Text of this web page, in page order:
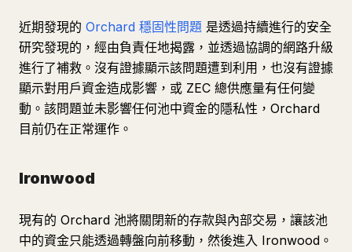
近期發現的 Orchard 穩固性問題 是透過持續進行的安全
研究發現的，經由負責任地揭露，並透過協調的網路升級
進行了補救。沒有證據顯示該問題遭到利用，也沒有證據
顯示對用戶資金造成影響，或 ZEC 總供應量有任何變
動。該問題並未影響任何池中資金的隱私性，Orchard
目前仍在正常運作。
Ironwood
現有的 Orchard 池將關閉新的存款與內部交易，讓該池
中的資金只能透過轉盤向前移動，然後進入 Ironwood。